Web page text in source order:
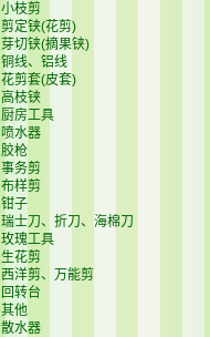
小枝剪
剪定铗(花剪)
芽切铗(摘果铗)
铜线、铝线
花剪套(皮套)
高枝铗
厨房工具
喷水器
胶枪
事务剪
布样剪
钳子
瑞士刀、折刀、海棉刀
玫瑰工具
生花剪
西洋剪、万能剪
回转台
其他
散水器